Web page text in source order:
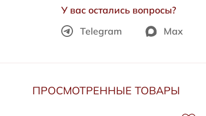
У вас остались вопросы?
Telegram
Max
ПРОСМОТРЕННЫЕ ТОВАРЫ